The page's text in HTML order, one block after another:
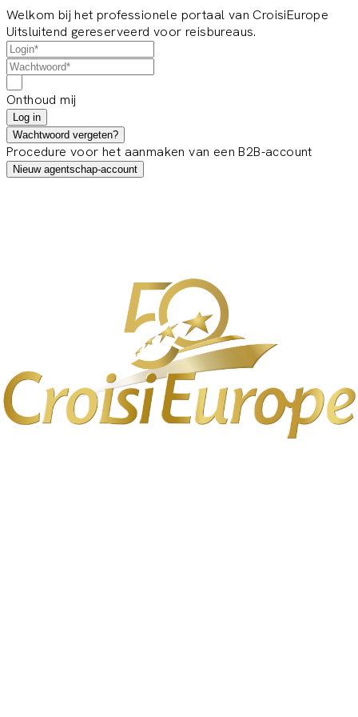
Welkom bij het professionele portaal van CroisiEurope
Uitsluitend gereserveerd voor reisbureaus.
Onthoud mij
Log in
Wachtwoord vergeten?
Procedure voor het aanmaken van een B2B-account
Nieuw agentschap-account